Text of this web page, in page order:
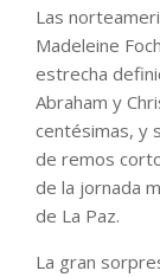
Las
Madeleine
estrecha
Abraham y
centésimas, y
de remos
de la jornada
de La Paz.
La gran